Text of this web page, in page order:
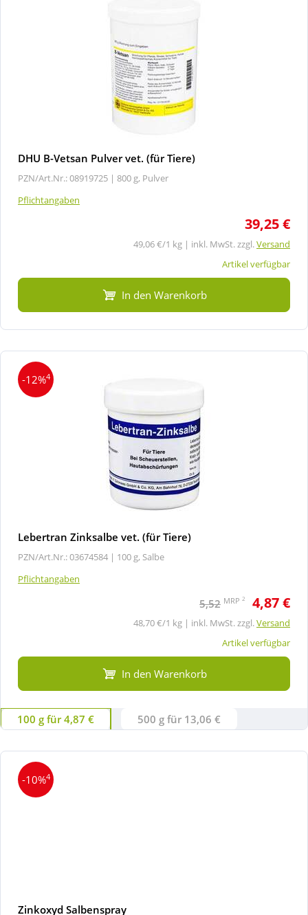
DHU B-Vetsan Pulver vet. (für Tiere)
PZN/Art.Nr.: 08919725 | 800 g, Pulver
Pflichtangaben
39,25 €
49,06 €/1 kg | inkl. MwSt. zzgl.Versand
Artikel verfügbar
In den Warenkorb
-12%4
Lebertran Zinksalbe vet. (für Tiere)
PZN/Art.Nr.: 03674584 | 100 g, Salbe
Pflichtangaben
5,52 MRP 2 4,87 €
48,70 €/1 kg | inkl. MwSt. zzgl.Versand
Artikel verfügbar
In den Warenkorb
100 g für 4,87 € 500 g für 13,06 €
-10%4
Zinkoxyd Salbenspray